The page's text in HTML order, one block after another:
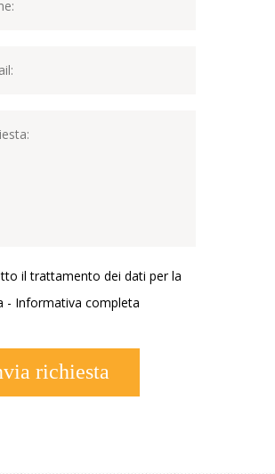
il trattamento dei dati per la
- Informativa completa
richiesta